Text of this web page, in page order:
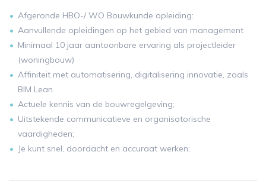
Afgeronde HBO-/ WO Bouwkunde opleiding:
Aanvullende opleidingen op het gebied van management
Minimaal 10 jaar aantoonbare ervaring als projectleider
(woningbouw)
Affiniteit met automatisering, digitalisering innovatie, zoals
BIM Lean
Actuele kennis van de bouwregelgeving;
Uitstekende communicatieve en organisatorische
vaardigheden;
Je kunt snel, doordacht en accuraat werken;